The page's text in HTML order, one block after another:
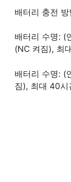
배터리 충전
배터리 수명: (
(NC 켜짐), 최
배터리 수명: (
짐), 최대 40시